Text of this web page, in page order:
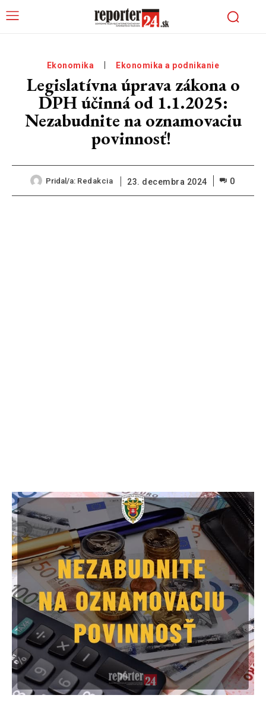
Ekonomika Ekonomika a podnikanie
Legislatívna úprava zákona o
DPH účinná od 1.1.2025:
Nezabudnite na oznamovaciu
povinnosť!
Pridal/a: Redakcia 23. decembra 2024 0